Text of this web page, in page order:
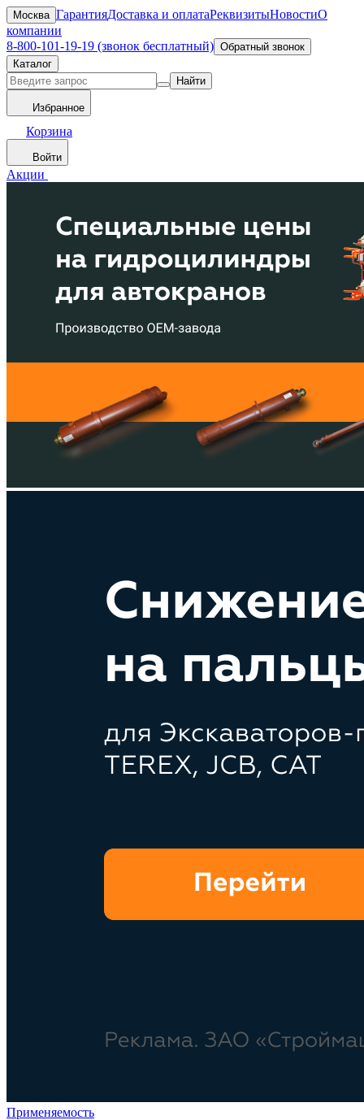
Москва ГарантияДоставка и оплатаРеквизитыНовостиО
компании
8-800-101-19-19 (звонок бесплатный) Обратный звонок
Каталог
Найти
Избранное
Корзина
Войти
Акции
Применяемость